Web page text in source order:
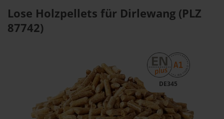
Lose Holzpellets für Dirlewang (PLZ
87742)
DE345